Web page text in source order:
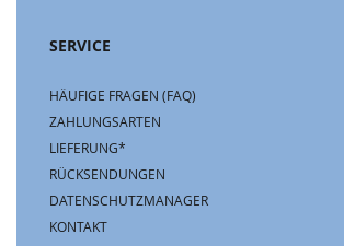
SERVICE
HÄUFIGE FRAGEN (FAQ)
ZAHLUNGSARTEN
LIEFERUNG*
RÜCKSENDUNGEN
DATENSCHUTZMANAGER
KONTAKT